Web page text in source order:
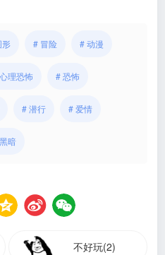
形 # 冒险 # 动漫
理恐怖 # 恐怖
# 潜行 # 爱情
暗
不好玩(2)